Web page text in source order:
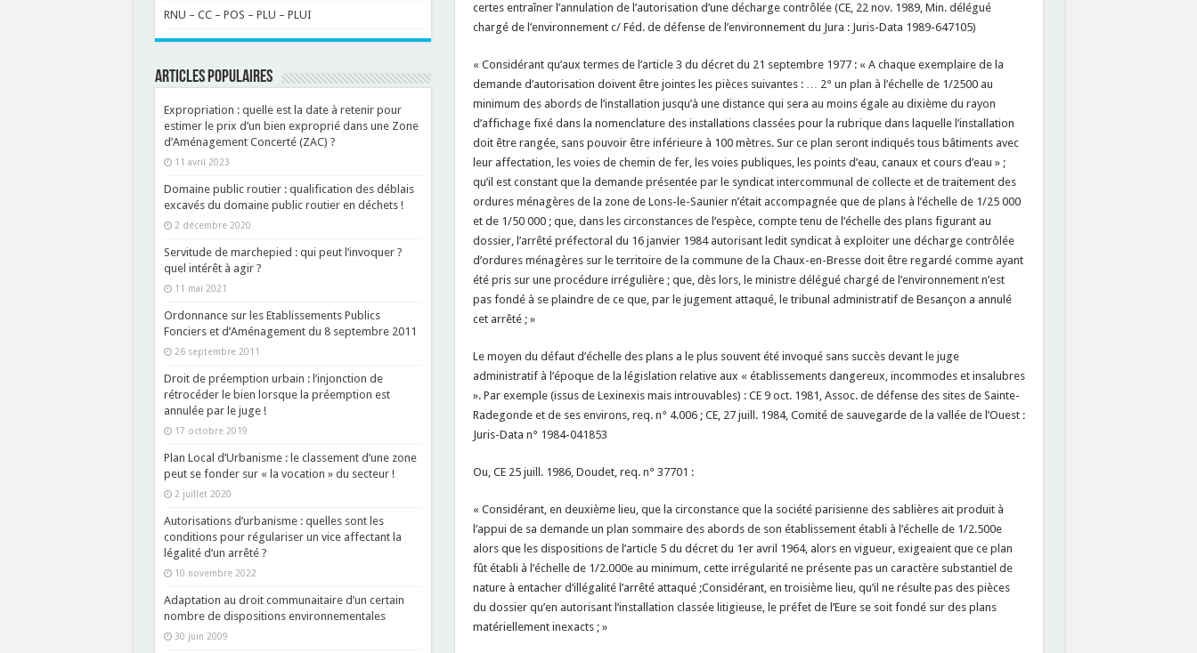
certes entraîner l’annulation de l’autorisation d’une décharge contrôlée (CE, 22 nov. 1989, Min. délégué
chargé de l’environnement c/ Féd. de défense de l’environnement du Jura : Juris-Data 1989-647105)
« Considérant qu’aux termes de l’article 3 du décret du 21 septembre 1977 : « A chaque exemplaire de la
demande d’autorisation doivent être jointes les pièces suivantes : … 2° un plan à l’échelle de 1/2500 au
minimum des abords de l’installation jusqu’à une distance qui sera au moins égale au dixième du rayon
d’affichage fixé dans la nomenclature des installations classées pour la rubrique dans laquelle l’installation
doit être rangée, sans pouvoir être inférieure à 100 mètres. Sur ce plan seront indiqués tous bâtiments avec
leur affectation, les voies de chemin de fer, les voies publiques, les points d’eau, canaux et cours d’eau » ;
qu’il est constant que la demande présentée par le syndicat intercommunal de collecte et de traitement des
ordures ménagères de la zone de Lons-le-Saunier n’était accompagnée que de plans à l’échelle de 1/25 000
et de 1/50 000 ; que, dans les circonstances de l’espèce, compte tenu de l’échelle des plans figurant au
dossier, l’arrêté préfectoral du 16 janvier 1984 autorisant ledit syndicat à exploiter une décharge contrôlée
d’ordures ménagères sur le territoire de la commune de la Chaux-en-Bresse doit être regardé comme ayant
été pris sur une procédure irrégulière ; que, dès lors, le ministre délégué chargé de l’environnement n’est
pas fondé à se plaindre de ce que, par le jugement attaqué, le tribunal administratif de Besançon a annulé
cet arrêté ; »
Le moyen du défaut d’échelle des plans a le plus souvent été invoqué sans succès devant le juge
administratif à l’époque de la législation relative aux « établissements dangereux, incommodes et insalubres
». Par exemple (issus de Lexinexis mais introuvables) : CE 9 oct. 1981, Assoc. de défense des sites de Sainte-
Radegonde et de ses environs, req. n° 4.006 ; CE, 27 juill. 1984, Comité de sauvegarde de la vallée de l’Ouest :
Juris-Data n° 1984-041853
Ou, CE 25 juill. 1986, Doudet, req. n° 37701 :
« Considérant, en deuxième lieu, que la circonstance que la société parisienne des sablières ait produit à
l’appui de sa demande un plan sommaire des abords de son établissement établi à l’échelle de 1/2.500e
alors que les dispositions de l’article 5 du décret du 1er avril 1964, alors en vigueur, exigeaient que ce plan
fût établi à l’échelle de 1/2.000e au minimum, cette irrégularité ne présente pas un caractère substantiel de
nature à entacher d’illégalité l’arrêté attaqué ;Considérant, en troisième lieu, qu’il ne résulte pas des pièces
du dossier qu’en autorisant l’installation classée litigieuse, le préfet de l’Eure se soit fondé sur des plans
matériellement inexacts ; »
RNU – CC – POS – PLU – PLUI
ARTICLES POPULAIRES
Expropriation : quelle est la date à retenir pour
estimer le prix d’un bien exproprié dans une Zone
d’Aménagement Concerté (ZAC) ?
11 avril 2023
Domaine public routier : qualification des déblais
excavés du domaine public routier en déchets !
2 décembre 2020
Servitude de marchepied : qui peut l’invoquer ?
quel intérêt à agir ?
11 mai 2021
Ordonnance sur les Etablissements Publics
Fonciers et d’Aménagement du 8 septembre 2011
26 septembre 2011
Droit de préemption urbain : l’injonction de
rétrocéder le bien lorsque la préemption est
annulée par le juge !
17 octobre 2019
Plan Local d’Urbanisme : le classement d’une zone
peut se fonder sur « la vocation » du secteur !
2 juillet 2020
Autorisations d’urbanisme : quelles sont les
conditions pour régulariser un vice affectant la
légalité d’un arrêté ?
10 novembre 2022
Adaptation au droit communaitaire d’un certain
nombre de dispositions environnementales
30 juin 2009